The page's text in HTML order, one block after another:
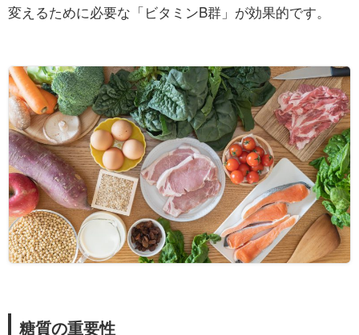
変えるために必要な「ビタミンB群」が効果的です。
糖質の重要性